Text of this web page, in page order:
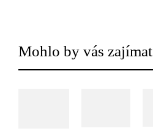
Mohlo by vás zajímat